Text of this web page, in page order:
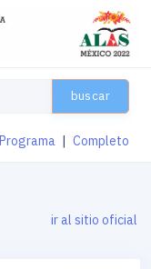
buscar
Programa Completo
ir al sitio oficial